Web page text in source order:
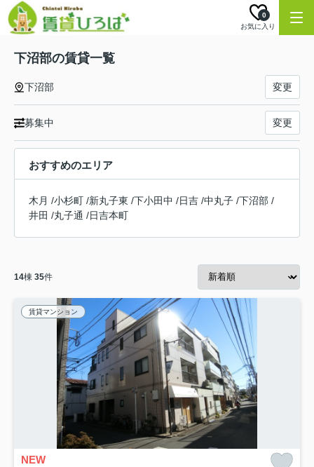
お気に入り
0
下沼部の賃貸一覧
下沼部 変更
募集中 変更
おすすめのエリア
木月 /小杉町 /新丸子東 /下小田中 /日吉 /中丸子 /下沼部 /
井田 /丸子通 /日吉本町
14棟 35件
賃貸マンション
NEW